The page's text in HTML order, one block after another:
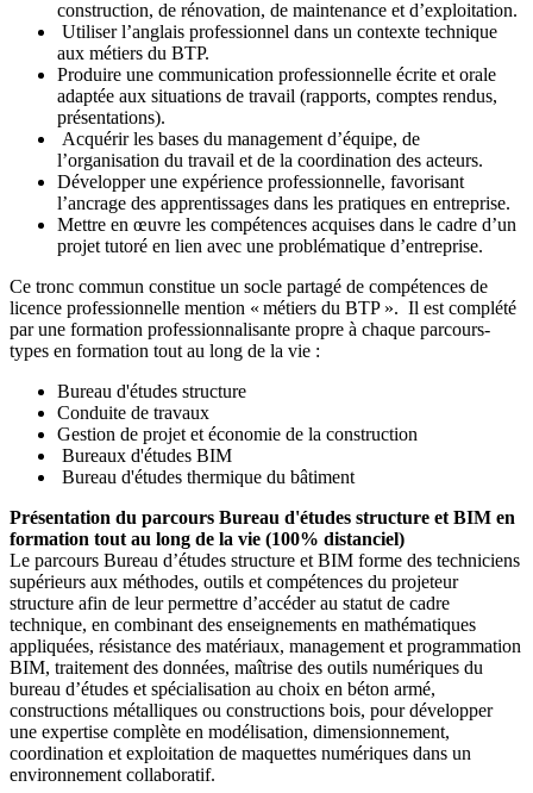
construction, de rénovation, de maintenance et d’exploitation.
Utiliser l’anglais professionnel dans un contexte technique
aux métiers du BTP.
Produire une communication professionnelle écrite et orale
adaptée aux situations de travail (rapports, comptes rendus,
présentations).
Acquérir les bases du management d’équipe, de
l’organisation du travail et de la coordination des acteurs.
Développer une expérience professionnelle, favorisant
l’ancrage des apprentissages dans les pratiques en entreprise.
Mettre en œuvre les compétences acquises dans le cadre d’un
projet tutoré en lien avec une problématique d’entreprise.
Ce tronc commun constitue un socle partagé de compétences de
licence professionnelle mention « métiers du BTP ». Il est complété
par une formation professionnalisante propre à chaque parcours-
types en formation tout au long de la vie :
Bureau d'études structure
Conduite de travaux
Gestion de projet et économie de la construction
Bureaux d'études BIM
Bureau d'études thermique du bâtiment
Présentation du parcours Bureau d'études structure et BIM en
formation tout au long de la vie (100% distanciel)
Le parcours Bureau d’études structure et BIM forme des techniciens
supérieurs aux méthodes, outils et compétences du projeteur
structure afin de leur permettre d’accéder au statut de cadre
technique, en combinant des enseignements en mathématiques
appliquées, résistance des matériaux, management et programmation
BIM, traitement des données, maîtrise des outils numériques du
bureau d’études et spécialisation au choix en béton armé,
constructions métalliques ou constructions bois, pour développer
une expertise complète en modélisation, dimensionnement,
coordination et exploitation de maquettes numériques dans un
environnement collaboratif.